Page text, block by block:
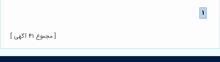
[ مجموع 41 آگهی ]